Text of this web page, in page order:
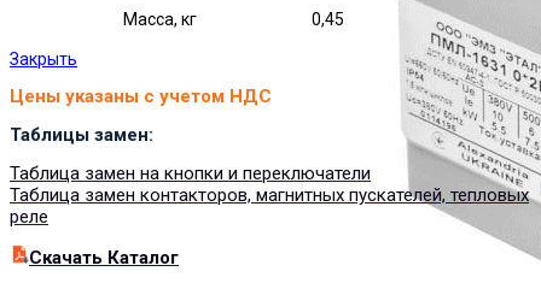
Масса, кг 0,45
Закрыть
Цены указаны с учетом НДС
Таблицы замен:
Таблица замен на кнопки и переключатели
Таблица замен контакторов, магнитных пускателей, тепловых
реле
Cкачать Каталог